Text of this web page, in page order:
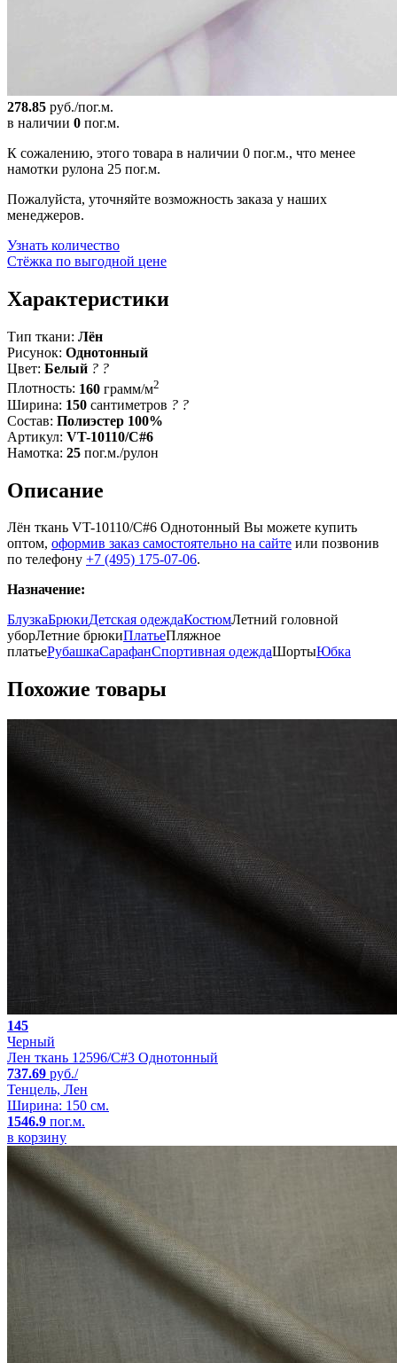
278.85 руб./пог.м.
в наличии 0 пог.м.
К сожалению, этого товара в наличии 0 пог.м., что менее
намотки рулона 25 пог.м.
Пожалуйста, уточняйте возможность заказа у наших
менеджеров.
Узнать количество
Стёжка по выгодной цене
Характеристики
Тип ткани: Лён
Рисунок: Однотонный
Цвет: Белый ? ?
Плотность: 160 грамм/м2
Ширина: 150 сантиметров ? ?
Состав: Полиэстер 100%
Артикул: VT-10110/C#6
Намотка: 25 пог.м./рулон
Описание
Лён ткань VT-10110/C#6 Однотонный Вы можете купить
оптом, оформив заказ самостоятельно на сайте или позвонив
по телефону +7 (495) 175-07-06.
Назначение:
БлузкаБрюкиДетская одеждаКостюмЛетний головной
уборЛетние брюкиПлатьеПляжное
платьеРубашкаСарафанСпортивная одеждаШортыЮбка
Похожие товары
145
Черный
Лен ткань 12596/C#3 Однотонный
737.69 руб./
Тенцель, Лен
Ширина: 150 см.
1546.9 пог.м.
в корзину